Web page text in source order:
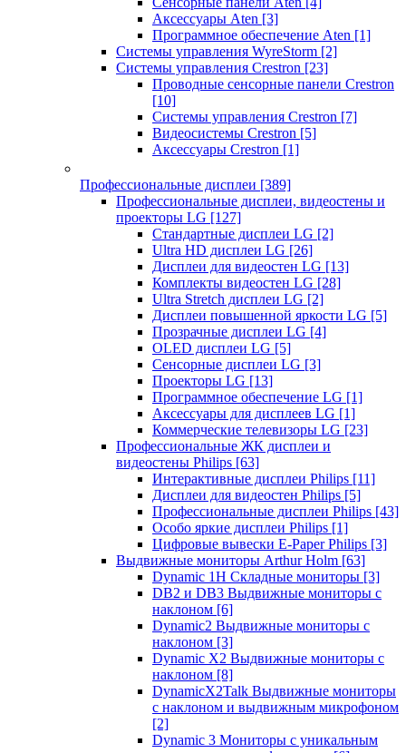
Аксессуары Aten [3]
Программное обеспечение Aten [1]
Системы управления WyreStorm [2]
Системы управления Crestron [23]
Проводные сенсорные панели Crestron
[10]
Системы управления Crestron [7]
Видеосистемы Crestron [5]
Аксессуары Crestron [1]
Профессиональные дисплеи [389]
Профессиональные дисплеи, видеостены и
проекторы LG [127]
Стандартные дисплеи LG [2]
Ultra HD дисплеи LG [26]
Дисплеи для видеостен LG [13]
Комплекты видеостен LG [28]
Ultra Stretch дисплеи LG [2]
Дисплеи повышенной яркости LG [5]
Прозрачные дисплеи LG [4]
OLED дисплеи LG [5]
Сенсорные дисплеи LG [3]
Проекторы LG [13]
Программное обеспечение LG [1]
Аксессуары для дисплеев LG [1]
Коммерческие телевизоры LG [23]
Профессиональные ЖК дисплеи и
видеостены Philips [63]
Интерактивные дисплеи Philips [11]
Дисплеи для видеостен Philips [5]
Профессиональные дисплеи Philips [43]
Особо яркие дисплеи Philips [1]
Цифровые вывески E-Paper Philips [3]
Выдвижные мониторы Arthur Holm [63]
Dynamic 1Н Складные мониторы [3]
DB2 и DB3 Выдвижные мониторы с
наклоном [6]
Dynamic2 Выдвижные мониторы с
наклоном [3]
Dynamic X2 Выдвижные мониторы с
наклоном [8]
DynamicX2Talk Выдвижные мониторы
с наклоном и выдвижным микрофоном
[2]
Dynamic 3 Мониторы с уникальным